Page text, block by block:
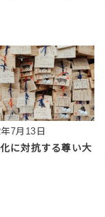
7月13日
に対抗する尊い大